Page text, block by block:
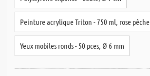
Peinture acrylique Triton - 750 ml, rose pêche
Yeux mobiles ronds - 50 pces, Ø 6 mm